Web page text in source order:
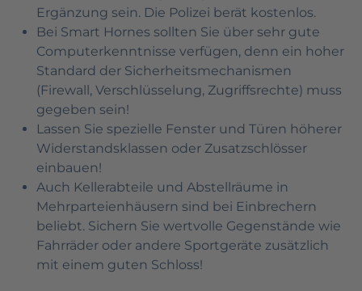
Ergänzung sein. Die Polizei berät kostenlos.
Bei Smart Hornes sollten Sie über sehr gute
Computerkenntnisse verfügen, denn ein hoher
Standard der Sicherheitsmechanismen
(Firewall, Verschlüsselung, Zugriffsrechte) muss
gegeben sein!
Lassen Sie spezielle Fenster und Türen höherer
Widerstandsklassen oder Zusatzschlösser
einbauen!
Auch Kellerabteile und Abstellräume in
Mehrparteienhäusern sind bei Einbrechern
beliebt. Sichern Sie wertvolle Gegenstände wie
Fahrräder oder andere Sportgeräte zusätzlich
mit einem guten Schloss!